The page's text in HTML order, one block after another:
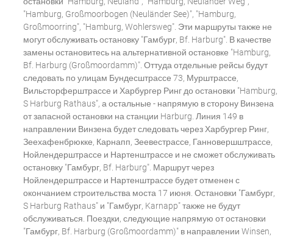
"Hamburg, Großmoorbogen (Neuländer See)", "Hamburg,
Großmoorring", "Hamburg, Wohlersweg". Эти маршруты также не
могут обслуживать остановку "Гамбург, Bf. Harburg". В качестве
замены остановитесь на альтернативной остановке "Hamburg,
Bf. Harburg (Großmoordamm)". Оттуда отдельные рейсы будут
следовать по улицам Бундесштрассе 73, Мурштрассе,
Вильсторферштрассе и Харбургер Ринг до остановки "Hamburg,
S Harburg Rathaus", а остальные - напрямую в сторону Винзена
от запасной остановки на станции Harburg. Линия 149 в
направлении Винзена будет следовать через Харбургер Ринг,
Зеехафенбрюкке, Карнапп, Зеевестрассе, Ганновершштрассе,
Нойлендерштрассе и Нартенштрассе и не сможет обслуживать
остановку "Гамбург, Bf. Harburg". Маршрут через
Нойлендерштрассе и Нартенштрассе будет отменен с
окончанием строительства моста 17 июня. Остановки "Гамбург,
S Harburg Rathaus" и "Гамбург, Karnapp" также не будут
обслуживаться. Поездки, следующие напрямую от остановки
"Гамбург, Bf. Harburg (Großmoordamm)" в направлении Winsen,